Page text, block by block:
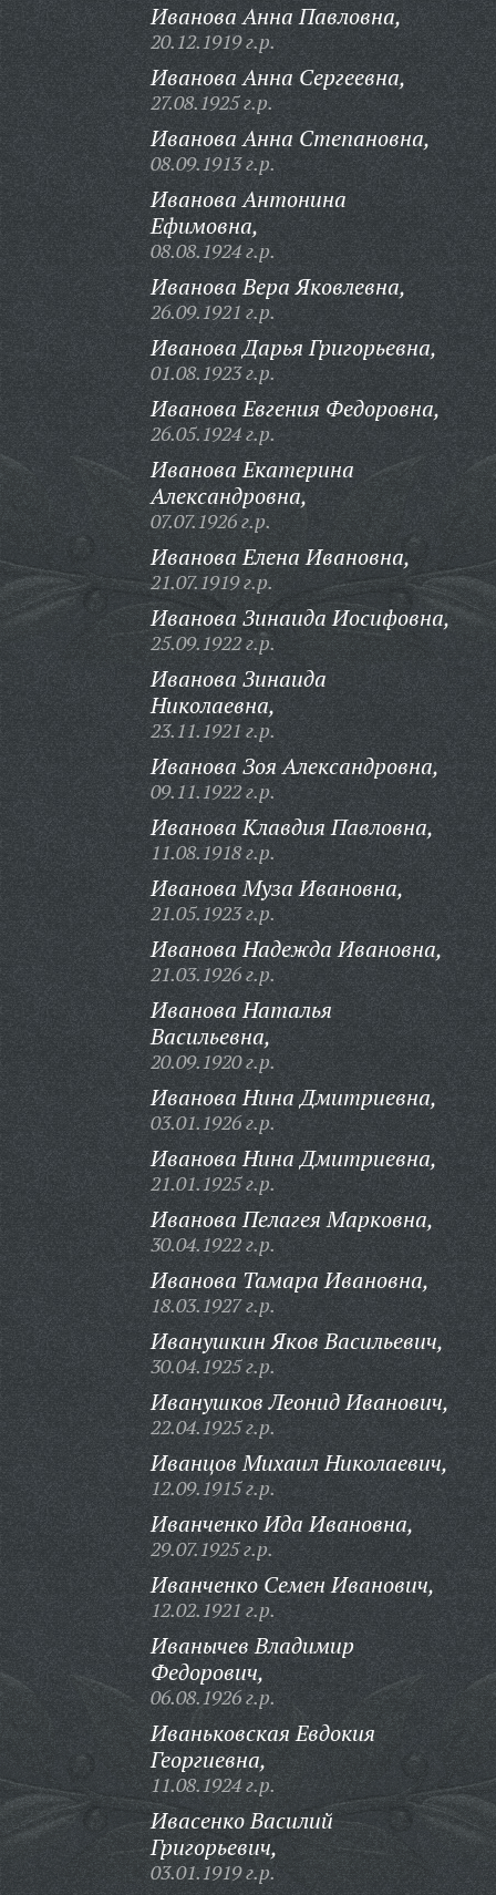
Иванова Анна Павловна,
20.12.1919 г.р.
Иванова Анна Сергеевна,
27.08.1925 г.р.
Иванова Анна Степановна,
08.09.1913 г.р.
Иванова Антонина
Ефимовна,
08.08.1924 г.р.
Иванова Вера Яковлевна,
26.09.1921 г.р.
Иванова Дарья Григорьевна,
01.08.1923 г.р.
Иванова Евгения Федоровна,
26.05.1924 г.р.
Иванова Екатерина
Александровна,
07.07.1926 г.р.
Иванова Елена Ивановна,
21.07.1919 г.р.
Иванова Зинаида Иосифовна,
25.09.1922 г.р.
Иванова Зинаида
Николаевна,
23.11.1921 г.р.
Иванова Зоя Александровна,
09.11.1922 г.р.
Иванова Клавдия Павловна,
11.08.1918 г.р.
Иванова Муза Ивановна,
21.05.1923 г.р.
Иванова Надежда Ивановна,
21.03.1926 г.р.
Иванова Наталья
Васильевна,
20.09.1920 г.р.
Иванова Нина Дмитриевна,
03.01.1926 г.р.
Иванова Нина Дмитриевна,
21.01.1925 г.р.
Иванова Пелагея Марковна,
30.04.1922 г.р.
Иванова Тамара Ивановна,
18.03.1927 г.р.
Иванушкин Яков Васильевич,
30.04.1925 г.р.
Иванушков Леонид Иванович,
22.04.1925 г.р.
Иванцов Михаил Николаевич,
12.09.1915 г.р.
Иванченко Ида Ивановна,
29.07.1925 г.р.
Иванченко Семен Иванович,
12.02.1921 г.р.
Иванычев Владимир
Федорович,
06.08.1926 г.р.
Иваньковская Евдокия
Георгиевна,
11.08.1924 г.р.
Ивасенко Василий
Григорьевич,
03.01.1919 г.р.